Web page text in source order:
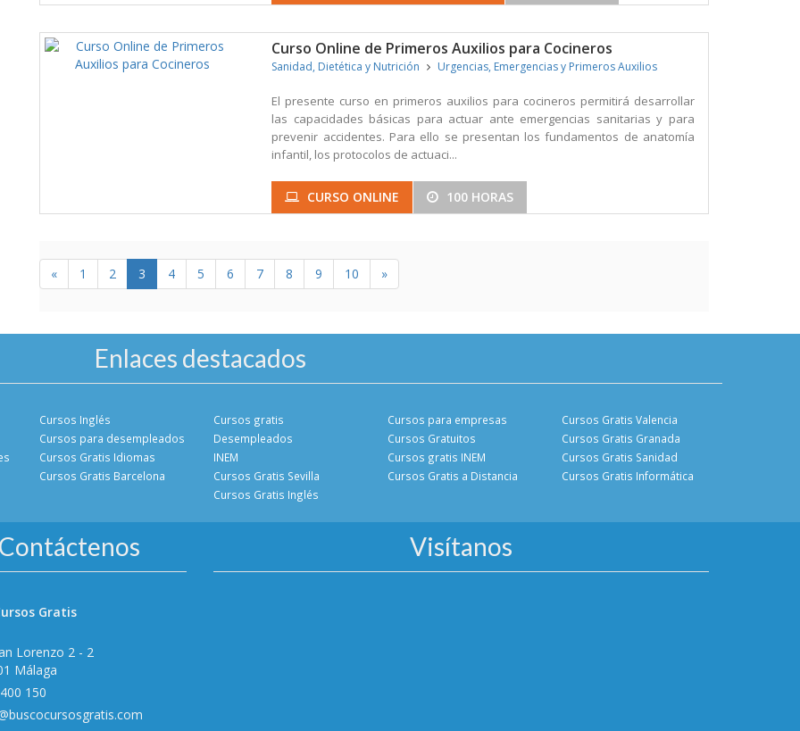
Curso Online de Primeros Auxilios para Cocineros
Sanidad, Dietética y Nutrición Urgencias, Emergencias y Primeros Auxilios
El presente curso en primeros auxilios para cocineros permitirá desarrollar
las capacidades básicas para actuar ante emergencias sanitarias y para
prevenir accidentes. Para ello se presentan los fundamentos de anatomía
infantil, los protocolos de actuaci...
CURSO ONLINE 100 HORAS
« 1 2 3 4 5 6 7 8 9 10 »
Enlaces destacados
Cursos Inglés
Cursos para desempleados
Cursos Gratis Idiomas
Cursos Gratis Barcelona
Cursos gratis
Desempleados
INEM
Cursos Gratis Sevilla
Cursos Gratis Inglés
Cursos para empresas
Cursos Gratuitos
Cursos gratis INEM
Cursos Gratis a Distancia
Cursos Gratis Valencia
Cursos Gratis Granada
Cursos Gratis Sanidad
Cursos Gratis Informática
Contáctenos
Gratis
Lorenzo 2 - 2
Málaga
150
Visítanos